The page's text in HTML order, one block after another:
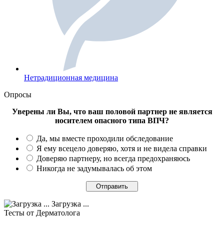
Нетрадиционная медицина
Опросы
Уверены ли Вы, что ваш половой партнер не является
носителем опасного типа ВПЧ?
Да, мы вместе проходили обследование
Я ему всецело доверяю, хотя и не видела справки
Доверяю партнеру, но всегда предохраняюсь
Никогда не задумывалась об этом
Загрузка ...
Тесты от Дерматолога